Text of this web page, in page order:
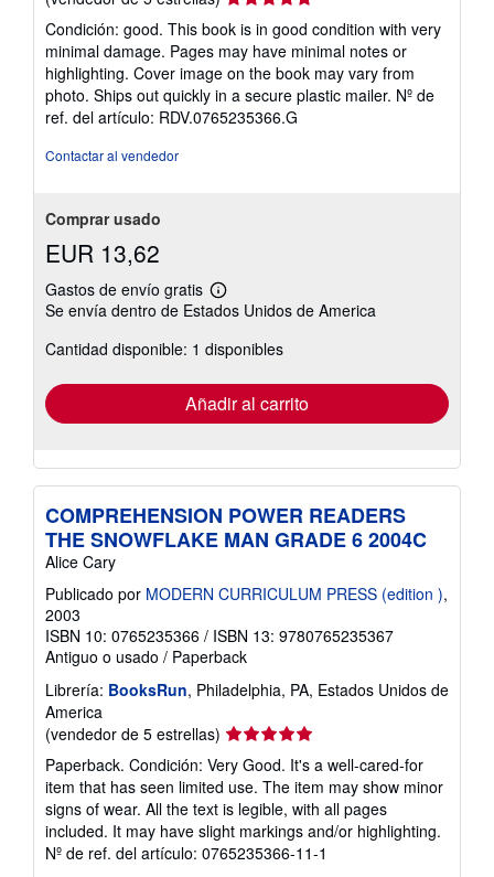
del
vendedor:
5
de
5
estrellas
Condición: good. This book is in good condition with very
minimal damage. Pages may have minimal notes or
highlighting. Cover image on the book may vary from
photo. Ships out quickly in a secure plastic mailer. Nº de
ref. del artículo: RDV.0765235366.G
Contactar al vendedor
Comprar usado
EUR 13,62
Gastos de envío gratis
Más
información
las
tarifas
envío
Se envía dentro de Estados Unidos de America
Cantidad disponible: 1 disponibles
Añadir al carrito
COMPREHENSION POWER READERS
THE SNOWFLAKE MAN GRADE 6 2004C
Alice Cary
Publicado por MODERN CURRICULUM PRESS (edition ),
2003
ISBN 10: 0765235366 / ISBN 13: 9780765235367
Antiguo o usado / Paperback
Librería: BooksRun, Philadelphia, PA, Estados Unidos de
America
(vendedor de 5 estrellas) Calificación
vendedor:
5
de
5
estrellas
Paperback. Condición: Very Good. It's a well-cared-for
item that has seen limited use. The item may show minor
signs of wear. All the text is legible, with all pages
included. It may have slight markings and/or highlighting.
Nº de ref. del artículo: 0765235366-11-1